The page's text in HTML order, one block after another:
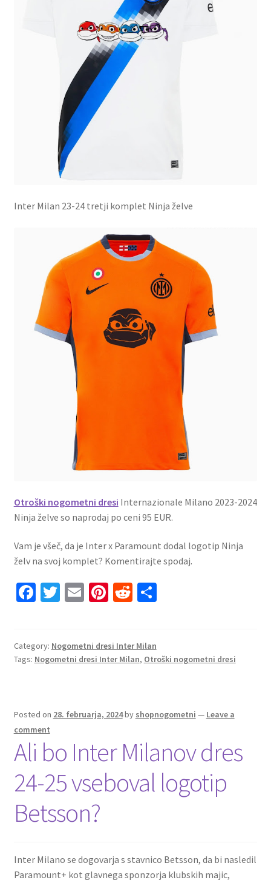
Inter Milan 23-24 tretji komplet Ninja želve
Otroški nogometni dresi Internazionale Milano 2023-2024
Ninja želve so naprodaj po ceni 95 EUR.
Vam je všeč, da je Inter x Paramount dodal logotip Ninja
želv na svoj komplet? Komentirajte spodaj.
Fa
o
o
T
er
E
l
Pi
es
t
R
di
t
S
e
Category: Nogometni dresi Inter Milan
Tags: Nogometni dresi Inter Milan, Otroški nogometni dresi
Posted on 28. februarja, 2024by shopnogometni — Leave a
comment
Ali bo Inter Milanov dres
24-25 vseboval logotip
Betsson?
Inter Milano se dogovarja s stavnico Betsson, da bi nasledil
Paramount+ kot glavnega sponzorja klubskih majic,